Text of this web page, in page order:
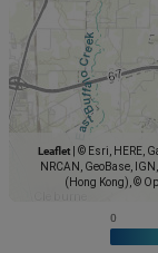
Leaflet
© Esri, HERE,
NRCAN, GeoBase,
(Hong Kong), ©